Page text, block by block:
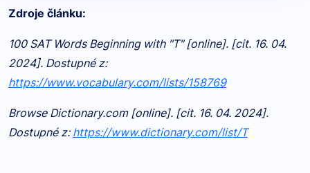
Zdroje článku:
100 SAT Words Beginning with "T" [online]. [cit. 16. 04.
2024]. Dostupné z:
https://www.vocabulary.com/lists/158769
Browse Dictionary.com [online]. [cit. 16. 04. 2024].
Dostupné z: https://www.dictionary.com/list/T